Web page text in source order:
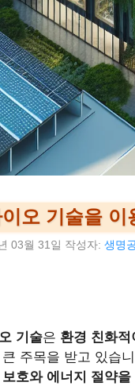
오 기술을 이
03월 31일 작성자: 생명
기술은 환경 친화
주목을 받고 있습
호와 에너지 절약을